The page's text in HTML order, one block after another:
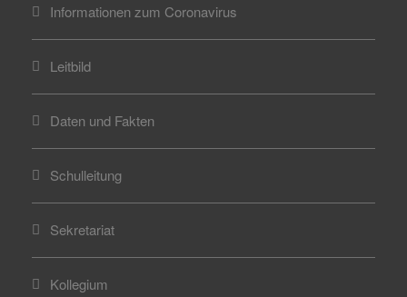
Informationen zum Coronavirus
Leitbild
Daten und Fakten
Schulleitung
Sekretariat
Kollegium